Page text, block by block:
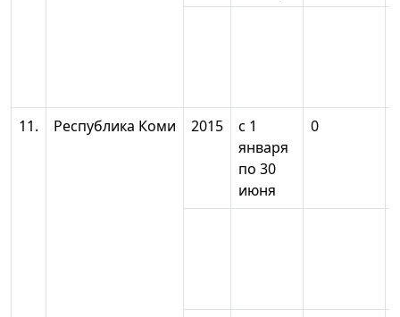
11. Республика Коми 2015
с 1
января
по 30
июня
0